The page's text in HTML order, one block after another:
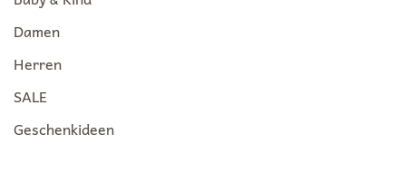
Damen
Herren
SALE
Geschenkideen